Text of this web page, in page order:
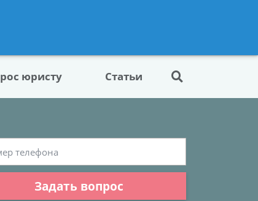
юристу Статьи
Задать вопрос